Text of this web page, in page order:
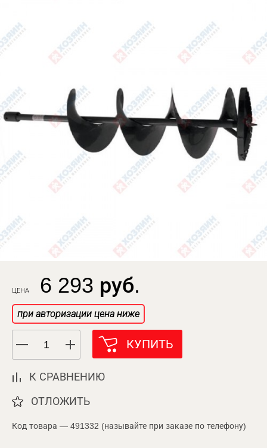
ЦЕНА 6 293 руб.
при авторизации цена ниже
КУПИТЬ
К СРАВНЕНИЮ
ОТЛОЖИТЬ
Код товара — 491332 (называйте при заказе по телефону)